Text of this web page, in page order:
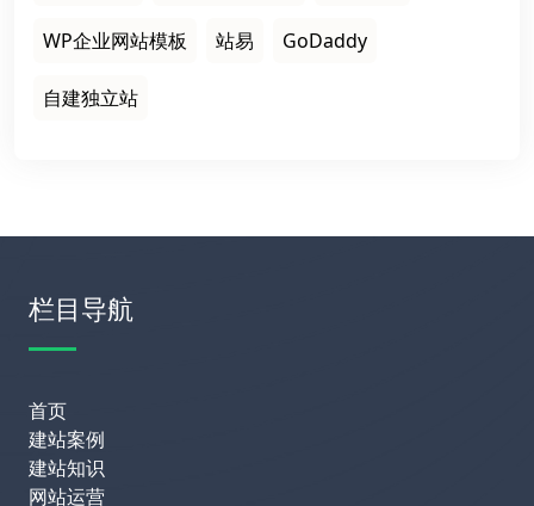
WP企业网站模板 站易 GoDaddy
自建独立站
栏目导航
首页
建站案例
建站知识
网站运营